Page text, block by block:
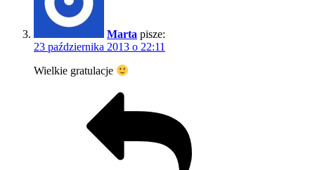
Marta pisze:
23 października 2013 o 22:11
Wielkie gratulacje